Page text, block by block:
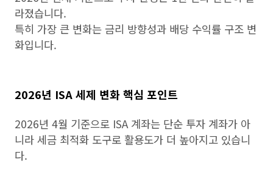
라졌습니다.
특히 가장 큰 변화는 금리 방향성과 배당 수익률 구조 변
화입니다.
2026년 ISA 세제 변화 핵심 포인트
2026년 4월 기준으로 ISA 계좌는 단순 투자 계좌가 아
니라 세금 최적화 도구로 활용도가 더 높아지고 있습니
다.